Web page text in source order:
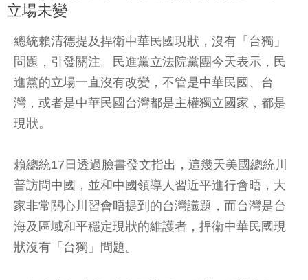
立場未變
總統賴清德提及捍衛中華民國現狀，沒有「台獨」
問題，引發關注。民進黨立法院黨團今天表示，民
進黨的立場一直沒有改變，不管是中華民國、台
灣，或者是中華民國台灣都是主權獨立國家，都是
現狀。
賴總統17日透過臉書發文指出，這幾天美國總統川
普訪問中國，並和中國領導人習近平進行會晤，大
家非常關心川習會晤提到的台灣議題，而台灣是台
海及區域和平穩定現狀的維護者，捍衛中華民國現
狀沒有「台獨」問題。